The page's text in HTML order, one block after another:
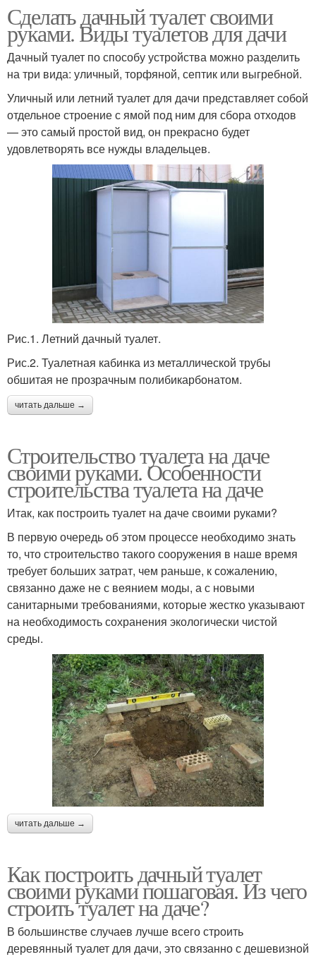
Сделать дачный туалет своими
руками. Виды туалетов для дачи
Дачный туалет по способу устройства можно разделить
на три вида: уличный, торфяной, септик или выгребной.
Уличный или летний туалет для дачи представляет собой
отдельное строение с ямой под ним для сбора отходов
— это самый простой вид, он прекрасно будет
удовлетворять все нужды владельцев.
Рис.1. Летний дачный туалет.
Рис.2. Туалетная кабинка из металлической трубы
обшитая не прозрачным полибикарбонатом.
читать дальше →
Строительство туалета на даче
своими руками. Особенности
строительства туалета на даче
Итак, как построить туалет на даче своими руками?
В первую очередь об этом процессе необходимо знать
то, что строительство такого сооружения в наше время
требует больших затрат, чем раньше, к сожалению,
связанно даже не с веянием моды, а с новыми
санитарными требованиями, которые жестко указывают
на необходимость сохранения экологически чистой
среды.
читать дальше →
Как построить дачный туалет
своими руками пошаговая. Из чего
строить туалет на даче?
В большинстве случаев лучше всего строить
деревянный туалет для дачи, это связанно с дешевизной